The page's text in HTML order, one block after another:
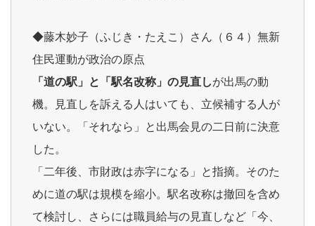
◆藤木妙子（ふじき・たえこ）さん（６４）無新
住民運動が政治の原点
「道の駅」と「駅名改称」の見直しが出馬の動
機。見直しを訴える人はいても、立候補する人が
いない。「それなら」と出馬会見の二日前に決意
した。
「二年後、市財政は赤字になる」と指摘。そのた
めに道の駅は規模を縮小。駅名改称は撤回を含め
て検討し、さらには職員給与の見直しなど「今、